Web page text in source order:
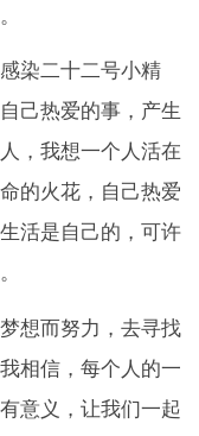
染二十二号小精
己热爱的事，产生
，我想一个人活在
的火花，自己热爱
活是自己的，可许
想而努力，去寻找
相信，每个人的一
意义，让我们一起